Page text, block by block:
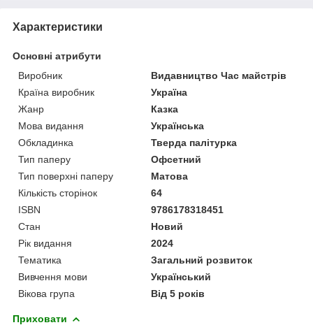
Характеристики
Основні атрибути
Виробник
Видавництво Час майстрів
Країна виробник
Україна
Жанр
Казка
Мова видання
Українська
Обкладинка
Тверда палітурка
Тип паперу
Офсетний
Тип поверхні паперу
Матова
Кількість сторінок
64
ISBN
9786178318451
Стан
Новий
Рік видання
2024
Тематика
Загальний розвиток
Вивчення мови
Український
Вікова група
Від 5 років
Приховати